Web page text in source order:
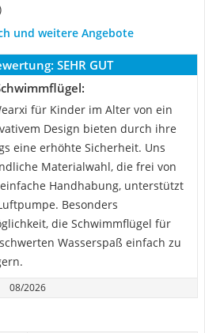
und weitere Angebote
SEHR GUT
für Kinder im Alter von ein
Design bieten durch ihre
eine erhöhte Sicherheit. Uns
Materialwahl, die frei von
Handhabung, unterstützt
Besonders
die Schwimmflügel für
Wasserspaß einfach zu
08/2026